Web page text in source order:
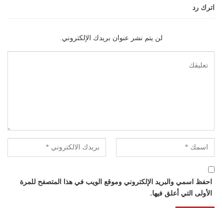
اترك رد
لن يتم نشر عنوان بريدك الإلكتروني.
احفظ اسمي والبريد الإلكتروني وموقع الويب في هذا المتصفح للمرة
الأولى التي أعلق فيها.